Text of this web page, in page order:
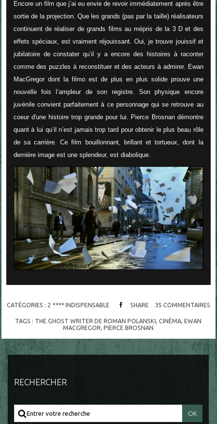
Encore un film que j’ai eu envie de revoir immédiatement après être
sortie de la projection. Que les grands (pas par la taille) réalisateurs
continuent de réaliser de grands films au mépris de la 3 D et des
effets spéciaux, est vraiment réjouissant. Oui, je trouve jouissif et
jubilatoire de constater qu’il y a encore des histoires à raconter
comme des puzzles à reconstituer et des acteurs à admirer. Ewan
MacGregor dont la filmo est de plus en plus solide prouve une
nouvelle fois l’ampleur de son registre. Son physique encore
juvénile convient parfaitement à ce personnage qui se retrouve au
coeur d'une histoire trop grande pour lui. Pierce Brosnan démontre
quant à lui qu’il n’est jamais trop tard pour obtenir le plus beau rôle
de sa carrière. Ce film bouillonnant, brillant et tortueux, dont la
dernière image est une splendeur, est diabolique.
CATÉGORIES : 2 **** INDISPENSABLE SHARE 35 COMMENTAIRES
TAGS : THE GHOST WRITER DE ROMAN POLANSKI ,CINÉMA ,EWAN
MACGREGOR ,PIERCE BROSNAN
RECHERCHER